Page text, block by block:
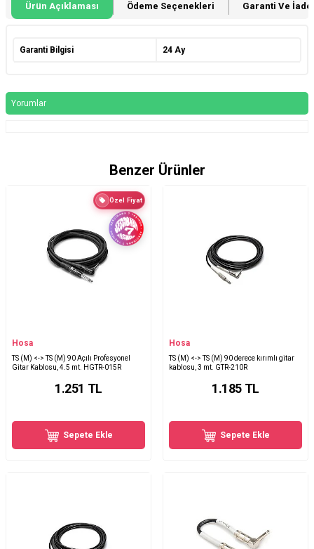
Ürün Açıklaması Ödeme Seçenekleri Garanti Ve İade
Garanti Bilgisi 24 Ay
Yorumlar
Benzer Ürünler
Özel Fiyat
Hosa
TS (M) <-> TS (M) 90 Açılı Profesyonel
Gitar Kablosu, 4.5 mt. HGTR-015R
1.251 TL
Sepete Ekle
Hosa
TS (M) <-> TS (M) 90 derece kırımlı gitar
kablosu, 3 mt. GTR-210R
1.185 TL
Sepete Ekle